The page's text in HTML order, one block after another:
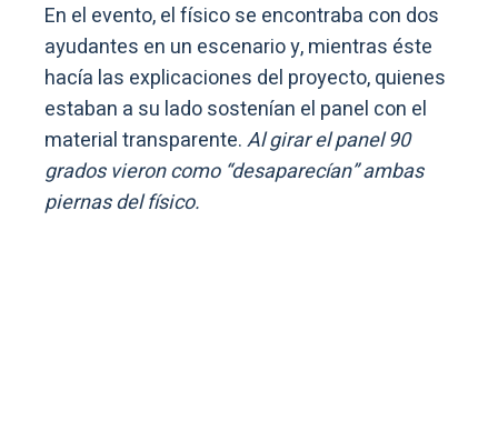
En el evento, el físico se encontraba con dos
ayudantes en un escenario y, mientras éste
hacía las explicaciones del proyecto, quienes
estaban a su lado sostenían el panel con el
material transparente.Al girar el panel 90
grados vieron como “desaparecían” ambas
piernas del físico.